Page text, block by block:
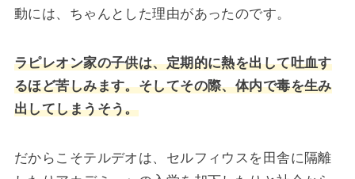
動には、ちゃんとした理由があったのです。
ラピレオン家の子供は、定期的に熱を出して吐血す
るほど苦しみます。そしてその際、体内で毒を生み
出してしまうそう。
だからこそテルデオは、セルフィウスを田舎に隔離